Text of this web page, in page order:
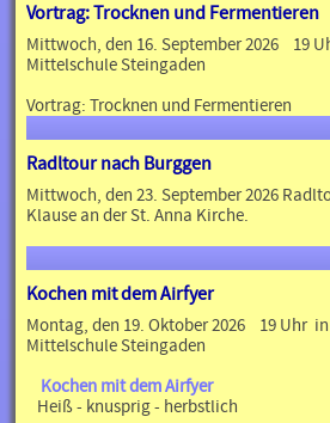
Vortrag: Trocknen und Fermentieren
Mittwoch, den 16. September 2026 19
Mittelschule Steingaden
Vortrag: Trocknen und Fermentieren
Radltour nach Burggen
Mittwoch, den 23. September 2026
Klause an der St. Anna Kirche.
Kochen mit dem Airfyer
Montag, den 19. Oktober 2026 19 Uhr
Mittelschule Steingaden
Kochen mit dem Airfyer
Heiß - knusprig - herbstlich